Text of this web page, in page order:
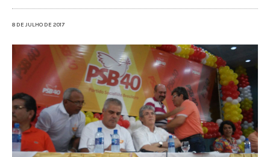
8 DE JULHO DE 2017